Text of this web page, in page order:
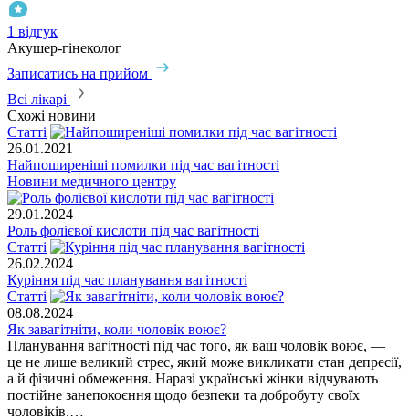
1 відгук
Акушер-гінеколог
Записатись на прийом
Всі лікарі
Схожі новини
Статті
26.01.2021
Найпоширеніші помилки під час вагітності
Новини медичного центру
29.01.2024
Роль фолієвої кислоти під час вагітності
Статті
26.02.2024
Куріння під час планування вагітності
Статті
08.08.2024
Як завагітніти, коли чоловік воює?
Планування вагітності під час того, як ваш чоловік воює, —
це не лише великий стрес, який може викликати стан депресії,
а й фізичні обмеження. Наразі українськi жiнки відчувають
постійне занепокоєння щодо безпеки та добробуту своїх
чоловіків.…